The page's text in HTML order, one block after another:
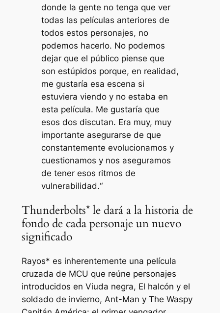
donde la gente no tenga que ver
todas las películas anteriores de
todos estos personajes, no
podemos hacerlo. No podemos
dejar que el público piense que
son estúpidos porque, en realidad,
me gustaría esa escena si
estuviera viendo y no estaba en
esta película. Me gustaría que
esos dos discutan. Era muy, muy
importante asegurarse de que
constantemente evolucionamos y
cuestionamos y nos aseguramos
de tener esos ritmos de
vulnerabilidad.“
Thunderbolts* le dará a la historia de
fondo de cada personaje un nuevo
significado
Rayos* es inherentemente una película
cruzada de MCU que reúne personajes
introducidos en Viuda negra, El halcón y el
soldado de invierno, Ant-Man y The Waspy